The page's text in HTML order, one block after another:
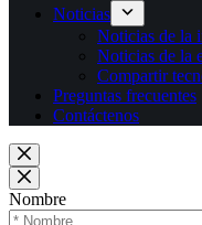
Noticias
Noticias de la
Noticias de la
Compartir
Preguntas frecuentes
Contáctenos
Nombre